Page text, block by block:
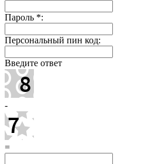
Пароль *:
Персональный пин код:
Введите ответ
-
=